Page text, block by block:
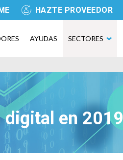
HAZTE PROVEEDOR
AYUDAS SECTORES
digital en 2019